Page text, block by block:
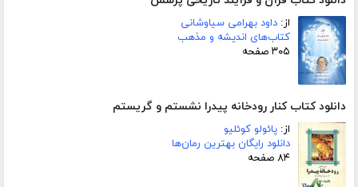
از: داود بهرامی سیاوشانی
کتاب‌های اندیشه و مذهب
۳۰۵ صفحه
دانلود کتاب کنار رودخانه پیدرا نشستم و گریستم
از: پائولو کوئلیو
دانلود رایگان بهترین رمان‌ها
۸۴ صفحه